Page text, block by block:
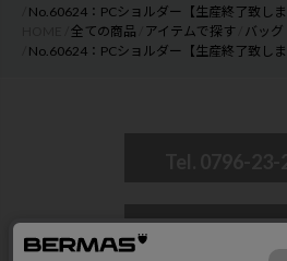
No.60624：PCショルダー【生産終了致しま
全ての商品 アイテムで探す バッグ
No.60624：PCショルダー【生産終了致しま